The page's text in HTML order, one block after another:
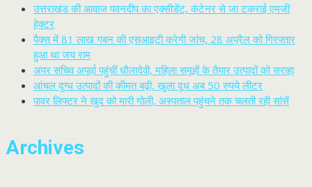
उत्तराखंड की आवाज पवनदीप का एक्सीडेंट, कंटेनर से जा टकराई एमजी
हेक्टर
पैक्स में 81 लाख गबन की एसआइटी करेगी जांच, 28 अप्रैल को गिरफ्तार
हुआ था जय राम
अपर सचिव अपूर्वा पहुंचीं धौलादेवी, महिला समूहों के तैयार उत्पादों को सराहा
आंचल दुग्ध उत्पादों की कीमत बढ़ी, खुला दूध अब 50 रुपये लीटर
पावर लिफ्टर ने खुद को मारी गोली, अस्पताल पहुंचने तक चलती रही सांसें
Archives